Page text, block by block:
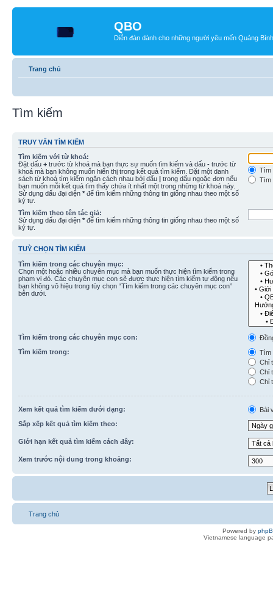
QBO
Diễn đàn dành cho những người yêu mến Quảng Bình
Trang chủ
Tìm kiếm
TRUY VẤN TÌM KIẾM
Tìm kiếm với từ khoá:
Đặt dấu + trước từ khoá mà bạn thực sự muốn tìm kiếm và dấu - trước từ
khoá mà bạn không muốn hiển thị trong kết quả tìm kiếm. Đặt một danh
sách từ khoá tìm kiếm ngăn cách nhau bởi dấu | trong dấu ngoặc đơn nếu
bạn muốn mỗi kết quả tìm thấy chứa ít nhất một trong những từ khoá này.
Sử dụng dấu đại diện * để tìm kiếm những thông tin giống nhau theo một số
ký tự.
Tìm
Tìm
Tìm kiếm theo tên tác giả:
Sử dụng dấu đại diện * để tìm kiếm những thông tin giống nhau theo một số
ký tự.
TUỲ CHỌN TÌM KIẾM
Tìm kiếm trong các chuyên mục:
Chọn một hoặc nhiều chuyên mục mà bạn muốn thực hiện tìm kiếm trong
phạm vi đó. Các chuyên mục con sẽ được thực hiện tìm kiếm tự động nếu
bạn không vô hiệu trong tùy chọn “Tìm kiếm trong các chuyên mục con”
bên dưới.
Tìm kiếm trong các chuyên mục con:
Tìm kiếm trong:
Tìm
Chỉ
Chỉ
Chỉ
Xem kết quả tìm kiếm dưới dạng:
Bài
Sắp xếp kết quả tìm kiếm theo:
Giới hạn kết quả tìm kiếm cách đây:
Xem trước nội dung trong khoảng:
Trang chủ
Powered by
Vietnamese language